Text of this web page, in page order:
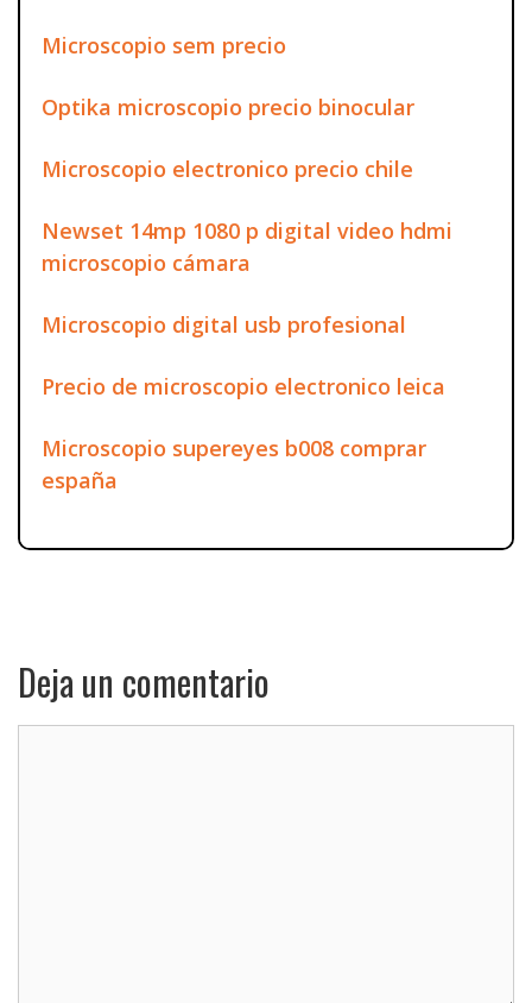
Microscopio sem precio
Optika microscopio precio binocular
Microscopio electronico precio chile
Newset 14mp 1080 p digital video hdmi
microscopio cámara
Microscopio digital usb profesional
Precio de microscopio electronico leica
Microscopio supereyes b008 comprar
españa
Deja un comentario